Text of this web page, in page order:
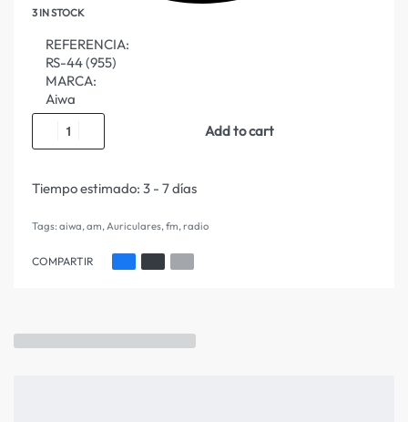
3 IN STOCK
REFERENCIA:
RS-44 (955)
MARCA:
Aiwa
Add to cart
Tiempo estimado: 3 - 7 días
Tags: aiwa, am, Auriculares, fm, radio
COMPARTIR